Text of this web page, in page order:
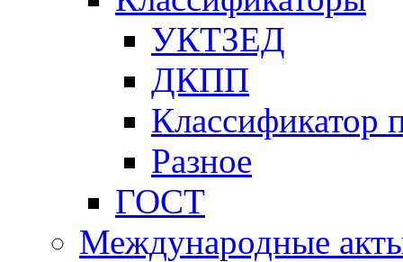
УКТЗЕД
ДКПП
Классификатор
Разное
ГОСТ
Международные